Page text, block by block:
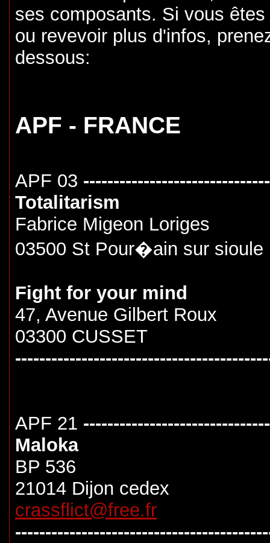
ses composants. Si vous
ou revevoir plus d'infos,
dessous:
APF - FRANCE
APF 03
Totalitarism
Fabrice Migeon Loriges
03500 St Pour�ain sur sioule
Fight for your mind
47, Avenue Gilbert Roux
03300 CUSSET
APF 21
Maloka
BP 536
21014 Dijon cedex
crassflict@free.fr